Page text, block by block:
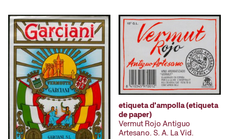
etiqueta d'ampolla (etiqueta
de paper)
Vermut Rojo Antiguo
Artesano. S. A. La Vid.